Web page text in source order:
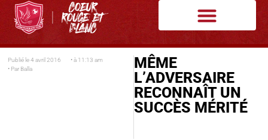
Publié le 4 avril 2016 • à 11:13 am
• Par Balla
MÊME
L’ADVERSAIRE
RECONNAÎT UN
SUCCÈS MÉRITÉ